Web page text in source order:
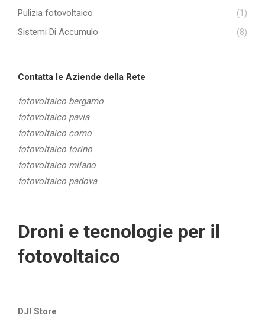
Pulizia fotovoltaico
(1)
Sistemi Di Accumulo
(8)
Contatta le Aziende della Rete
fotovoltaico bergamo
fotovoltaico pavia
fotovoltaico como
fotovoltaico torino
fotovoltaico milano
fotovoltaico padova
Droni e tecnologie per il
fotovoltaico
DJI Store